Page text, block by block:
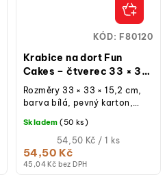
Krabice na dort Fun
Cakes – čtverec 33 × 33
× 15 cm
45,04 Kč bez DPH
54,50 Kč
Měrná
cena:
54,50 Kč / 1 ks
Skladem (50 ks)
Rozměry 33 × 33 × 15,2 cm,
barva bílá, pevný karton,
znovupoužitelná při běžném
použití, balení 1 ks.
KÓD:F80120